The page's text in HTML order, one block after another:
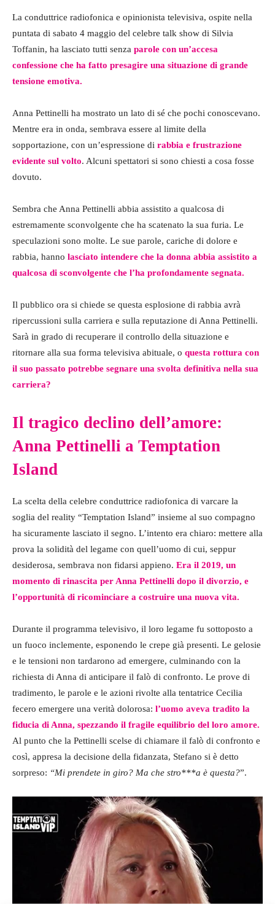
La conduttrice radiofonica e opinionista televisiva, ospite nella
puntata di sabato 4 maggio del celebre talk show di Silvia
Toffanin, ha lasciato tutti senza parole con un’accesa
confessione che ha fatto presagire una situazione di grande
tensione emotiva.
Anna Pettinelli ha mostrato un lato di sé che pochi conoscevano.
Mentre era in onda, sembrava essere al limite della
sopportazione, con un’espressione di rabbia e frustrazione
evidente sul volto. Alcuni spettatori si sono chiesti a cosa fosse
dovuto.
Sembra che Anna Pettinelli abbia assistito a qualcosa di
estremamente sconvolgente che ha scatenato la sua furia. Le
speculazioni sono molte. Le sue parole, cariche di dolore e
rabbia, hanno lasciato intendere che la donna abbia assistito a
qualcosa di sconvolgente che l’ha profondamente segnata.
Il pubblico ora si chiede se questa esplosione di rabbia avrà
ripercussioni sulla carriera e sulla reputazione di Anna Pettinelli.
Sarà in grado di recuperare il controllo della situazione e
ritornare alla sua forma televisiva abituale, o questa rottura con
il suo passato potrebbe segnare una svolta definitiva nella sua
carriera?
Il tragico declino dell’amore:
Anna Pettinelli a Temptation
Island
La scelta della celebre conduttrice radiofonica di varcare la
soglia del reality “Temptation Island” insieme al suo compagno
ha sicuramente lasciato il segno. L’intento era chiaro: mettere alla
prova la solidità del legame con quell’uomo di cui, seppur
desiderosa, sembrava non fidarsi appieno. Era il 2019, un
momento di rinascita per Anna Pettinelli dopo il divorzio, e
l’opportunità di ricominciare a costruire una nuova vita.
Durante il programma televisivo, il loro legame fu sottoposto a
un fuoco inclemente, esponendo le crepe già presenti. Le gelosie
e le tensioni non tardarono ad emergere, culminando con la
richiesta di Anna di anticipare il falò di confronto. Le prove di
tradimento, le parole e le azioni rivolte alla tentatrice Cecilia
fecero emergere una verità dolorosa: l’uomo aveva tradito la
fiducia di Anna, spezzando il fragile equilibrio del loro amore.
Al punto che la Pettinelli scelse di chiamare il falò di confronto e
così, appresa la decisione della fidanzata, Stefano si è detto
sorpreso: “Mi prendete in giro? Ma che stro***a è questa?”.